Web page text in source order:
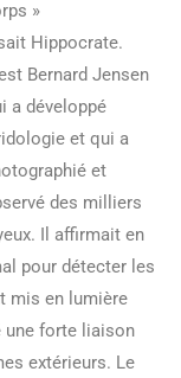
»
Hippocrate.
Bernard Jensen
a développé
et qui a
et
des milliers
Il affirmait en
pour détecter les
mis en lumière
une forte liaison
extérieurs. Le